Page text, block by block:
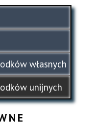
własnych
unijnych